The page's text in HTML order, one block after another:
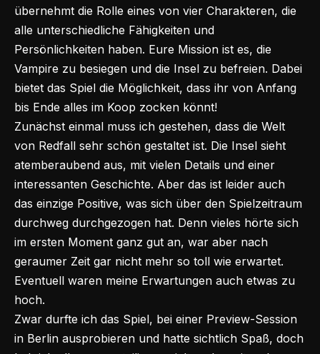
übernehmt die Rolle eines von vier Charakteren, die
alle unterschiedliche Fähigkeiten und
Persönlichkeiten haben. Eure Mission ist es, die
Vampire zu besiegen und die Insel zu befreien. Dabei
bietet das Spiel die Möglichkeit, dass ihr von Anfang
bis Ende alles im Koop zocken könnt!
Zunächst einmal muss ich gestehen, dass die Welt
von Redfall sehr schön gestaltet ist. Die Insel sieht
atemberaubend aus, mit vielen Details und einer
interessanten Geschichte. Aber das ist leider auch
das einzige Positive, was sich über den Spielzeitraum
durchweg durchgezogen hat. Denn vieles hörte sich
im ersten Moment ganz gut an, war aber nach
geraumer Zeit gar nicht mehr so toll wie erwartet.
Eventuell waren meine Erwartungen auch etwas zu
hoch.
Zwar durfte ich das Spiel, bei einer Preview-Session
in Berlin ausprobieren und hatte sichtlich Spaß, doch